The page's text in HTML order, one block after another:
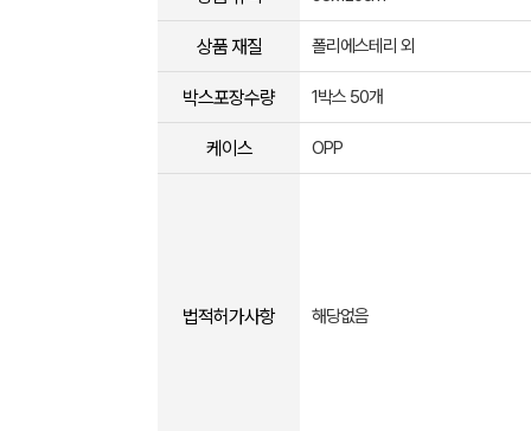
상품 재질 폴리에스테리 외
박스포장수량 1박스 50개
케이스 OPP
법적허가사항 해당없음